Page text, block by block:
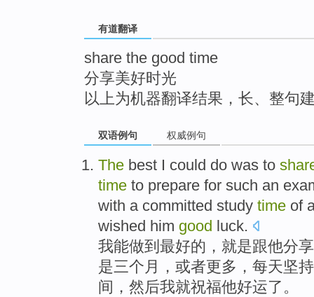
有道翻译
share the good time
分享美好时光
以上为机器翻译结果，长、整句
双语例句 权威例句
The best I could do was to
time to prepare for such an
with a committed study time of
wished him good luck.
我能做到 最好的 ， 就是跟他分享
是三个月 ， 或者更多 ， 每天坚持
间， 然后我就祝福他好运了。